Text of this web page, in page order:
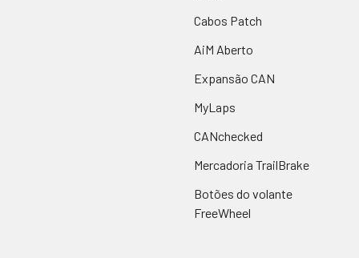
Cabos Patch
AiM Aberto
Expansão CAN
MyLaps
CANchecked
Mercadoria TrailBrake
Botões do volante
FreeWheel